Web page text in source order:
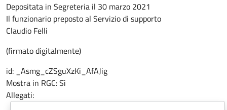
Depositata in Segreteria il 30 marzo 2021
Il funzionario preposto al Servizio di supporto
Claudio Felli
(firmato digitalmente)
id: _Asmg_cZSguXzKi_AfAJig
Mostra in RGC:Sì
Allegati: